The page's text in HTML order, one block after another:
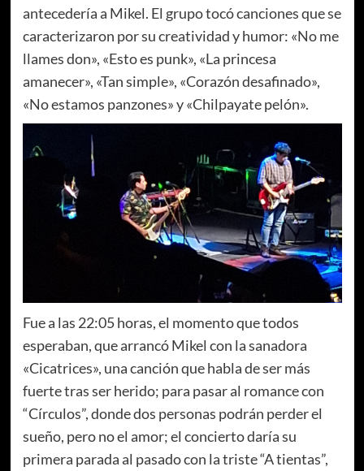
antecedería a Mikel. El grupo tocó canciones que se
caracterizaron por su creatividad y humor: «No me
llames don», «Esto es punk», «La princesa
amanecer», «Tan simple», «Corazón desafinado»,
«No estamos panzones» y «Chilpayate pelón».
Fue a las 22:05 horas, el momento que todos
esperaban, que arrancó Mikel con la sanadora
«Cicatrices», una canción que habla de ser más
fuerte tras ser herido; para pasar al romance con
“Círculos”, donde dos personas podrán perder el
sueño, pero no el amor; el concierto daría su
primera parada al pasado con la triste “A tientas”,